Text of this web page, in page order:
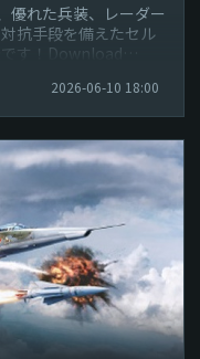
れた兵装、レーダー
抗手段を備えたセル
す！Download
2026-06-10 18:00